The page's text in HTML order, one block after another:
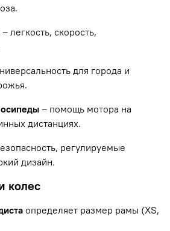
– легкость, скорость,
для города и
– помощь мотора на
дистанциях.
регулируемые
дизайн.
колес
определяет размер рамы (XS,